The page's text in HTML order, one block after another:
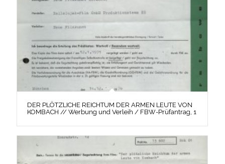
DER PLÖTZLICHE REICHTUM DER ARMEN LEUTE VON
KOMBACH // Werbung und Verleih / FBW-Prüfantrag, 1